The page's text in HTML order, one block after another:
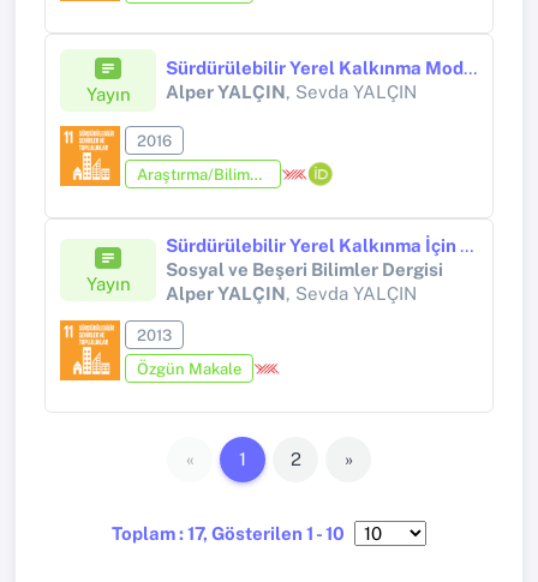
Yayın
Sürdürülebilir Yerel Kalkınma Model Önerisi Kağızman İlçesi
Alper YALÇIN, Sevda YALÇIN
2016
Araştırma/Bilimsel Kitap (Tez Hariç)
Yayın
Sürdürülebilir Yerel Kalkınma İçin Cittaslow Hareketi Bir Model Olabilir Mi Can Cittaslow Movement Be A Model For Sustainable Local Development
Sosyal ve Beşeri Bilimler Dergisi
Alper YALÇIN, Sevda YALÇIN
2013
Özgün Makale
Toplam : 17, Gösterilen 1 - 10
« 1 2 »